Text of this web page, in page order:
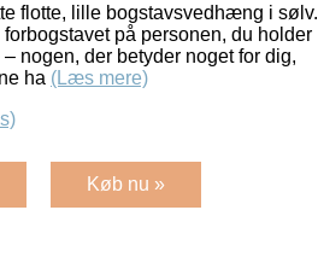
flotte, lille bogstavsvedhæng i sølv.
på personen, du holder
nogen, der betyder noget for dig,
ha (Læs mere)
Køb nu »